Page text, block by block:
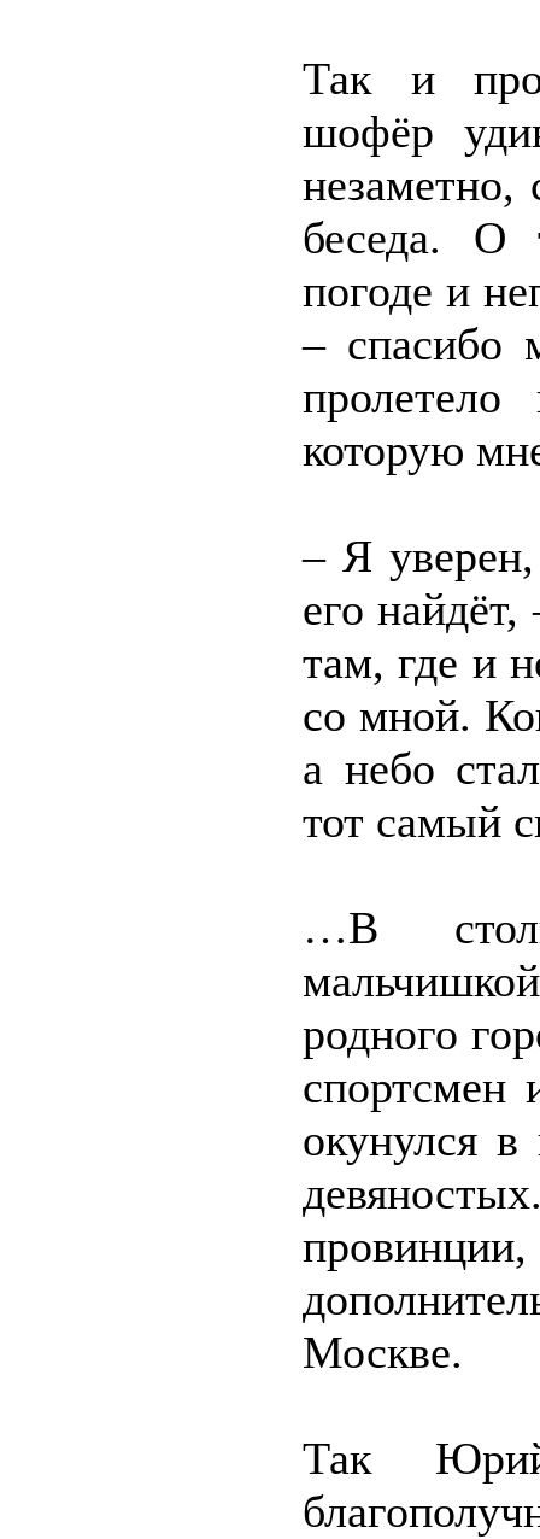
Так и
шофёр
незаметно,
беседа. О
погоде и
– спасибо
пролетело
которую
– Я
его
там, где и
со мной.
а небо
тот самый
…В
родного
окунулся
Москве.
Так